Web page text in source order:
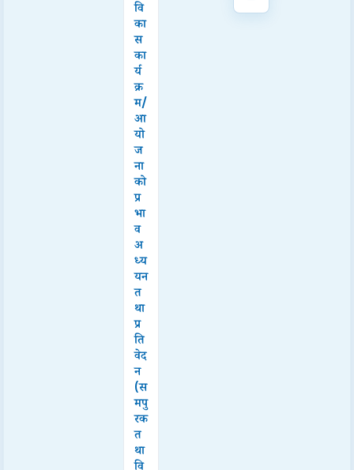
वि
का
स
का
र्य
क्र
म/
आ
यो
ज
ना
को
प्र
भा
व
अ
ध्य
यन
त
था
प्र
ति
वेद
न
(स
मपु
रक
त
था